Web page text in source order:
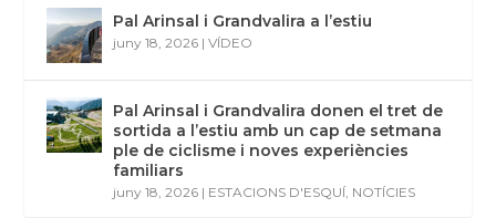
Pal Arinsal i Grandvalira a l’estiu
juny 18, 2026 |VÍDEO
Pal Arinsal i Grandvalira donen el tret de
sortida a l’estiu amb un cap de setmana
ple de ciclisme i noves experiències
familiars
juny 18, 2026 | ESTACIONS D'ESQUÍ NOTÍCIES